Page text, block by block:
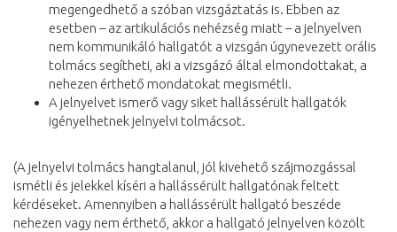
megengedhető a szóban vizsgáztatás is. Ebben az
esetben – az artikulációs nehézség miatt – a jelnyelven
nem kommunikáló hallgatót a vizsgán úgynevezett orális
tolmács segítheti, aki a vizsgázó által elmondottakat, a
nehezen érthető mondatokat megismétli.
A jelnyelvet ismerő vagy siket hallássérült hallgatók
igényelhetnek jelnyelvi tolmácsot.
(A jelnyelvi tolmács hangtalanul, jól kivehető szájmozgással
ismétli és jelekkel kíséri a hallássérült hallgatónak feltett
kérdéseket. Amennyiben a hallássérült hallgató beszéde
nehezen vagy nem érthető, akkor a hallgató jelnyelven közölt